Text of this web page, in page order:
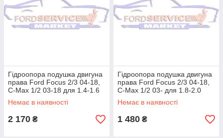
Гідроопора подушка двигуна
права Ford Focus 2/3 04-18,
C-Max 1/2 03-18 для 1.4-1.6
Duratec/Ti-VCT
Немає в наявності
2 170 ₴
Гідроопора подушка двигуна
права Ford Focus 2/3 04-18,
C-Max 1/2 03- для 1.8-2.0
Duratec HE/GDI
Немає в наявності
1 480 ₴